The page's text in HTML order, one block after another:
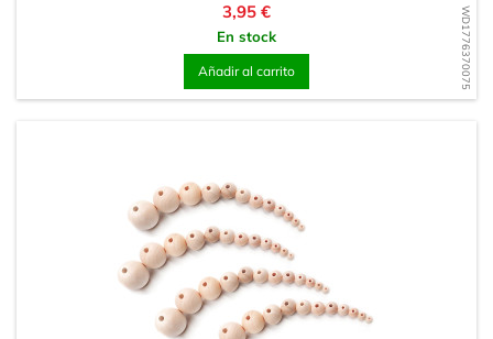
WD1776370075
Precio
3,95 €
En stock
Añadir al carrito